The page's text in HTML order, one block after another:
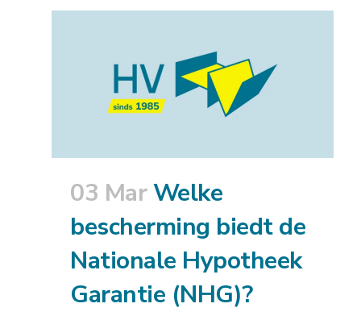
03 MarWelke
bescherming biedt de
Nationale Hypotheek
Garantie (NHG)?